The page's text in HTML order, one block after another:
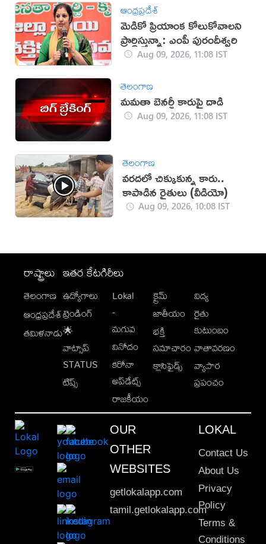
ఆంధ్రప్రదేశ్
మెడికో ప్రియాంక కోలుకోవాలని
ప్రార్థిస్తున్నా: ఎంపీ పురందీశ్వరి
Aug 09, 2026, 11:08 IST
తెలంగాణ
మమతా బెనర్జీ కారుపై దాడి
Aug 09, 2026, 11:08 IST
తెలంగాణ
వరదలో చిక్కుకున్న కారు..
కాపాడిన రైతులు (వీడియో)
Aug 09, 2026, 10:08 IST
రాష్ట్రాలు
తెలంగాణ
ఆంధ్రప్రదేశ్
తమిళనాడు
ఇతర కేటగిరీలు
ఉద్యోగాలు
ట్రెండింగ్
🌟
వాట్సాప్
STATUS
టిప్స్
Lokal
-
మగువ
వినోదం
కరోనా
అప్‌డేట్స్
రాజకీయం
క్రైమ్
జాతీయం
భక్తి
సమాచారం
క్లాసిఫైడ్స్
విద్య
రైతు
కుటుంబం
వాతావరణం
వ్యాపార
ప్రపంచం
OUR
OTHER
WEBSITES
getlokalapp.com
tamil.getlokalapp.com
LOKAL
Contact Us
About Us
Privacy
Policy
Terms &
Conditions